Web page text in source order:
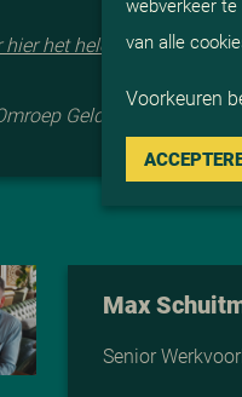
hier het hele interview met
Gelderland
Max
Senior
webverkeer te
van alle
Voorkeuren